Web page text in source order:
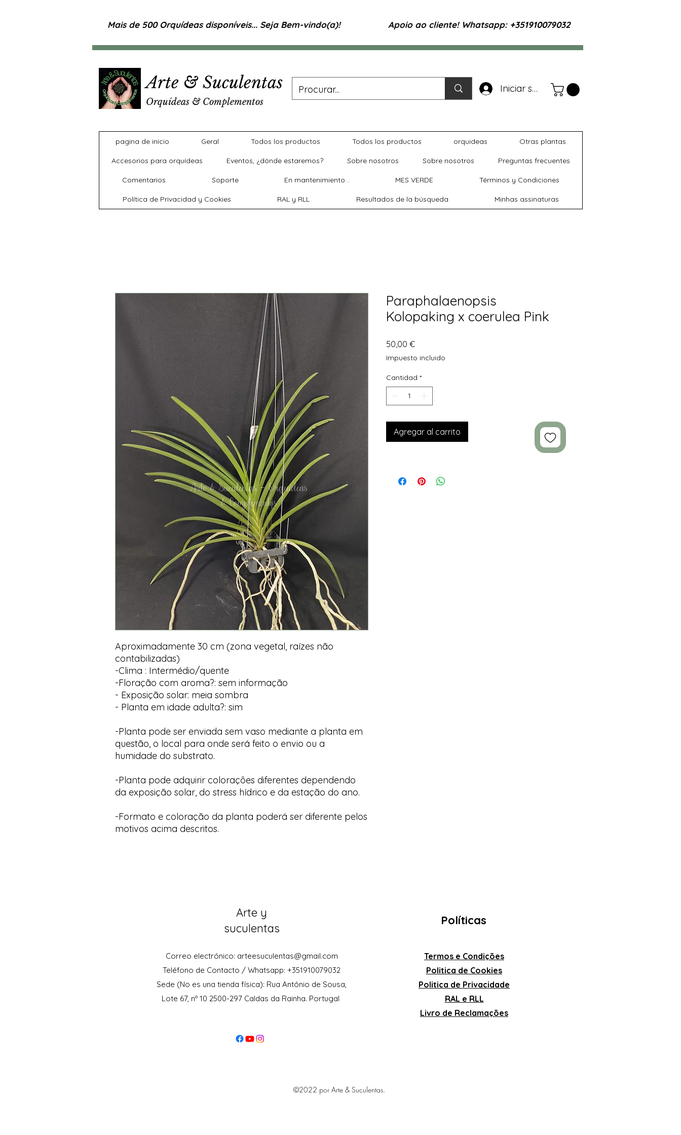
Mais de 500 Orquídeas disponíveis... Seja Bem-vindo(a)! Apoio ao cliente! Whatsapp: +351910079032
Arte & Suculentas
Orquídeas & Complementos
Iniciar sesión
pagina de inicio Geral Todos los productos Todos los productos orquideas Otras plantas
Accesorios para orquídeas Eventos, ¿dónde estaremos? Sobre nosotros Sobre nosotros Preguntas frecuentes
Comentarios Soporte En mantenimiento... MES VERDE Términos y Condiciones
Política de Privacidad y Cookies RAL y RLL Resultados de la búsqueda Minhas assinaturas
Aproximadamente 30 cm (zona vegetal, raízes não
contabilizadas)
-Clima : Intermédio/quente
-Floração com aroma?: sem informação
- Exposição solar: meia sombra
- Planta em idade adulta?: sim
-Planta pode ser enviada sem vaso mediante a planta em
questão, o local para onde será feito o envio ou a
humidade do substrato.
-Planta pode adquirir colorações diferentes dependendo
da exposição solar, do stress hídrico e da estação do ano.
-Formato e coloração da planta poderá ser diferente pelos
motivos acima descritos.
Paraphalaenopsis
Kolopaking x coerulea Pink
50,00 €Precio
Impuesto incluido
Cantidad *
Agregar al carrito
Arte y
suculentas
Correo electrónico: arteesuculentas@gmail.com
Teléfono de Contacto / Whatsapp: +351910079032
Sede (No es una tienda física): Rua António de Sousa,
Lote 67, nº 10 2500-297 Caldas da Rainha. Portugal
Políticas
Termos e Condições
Politica de Cookies
Politica de Privacidade
RAL e RLL
Livro de Reclamações
©2022 por Arte & Suculentas.